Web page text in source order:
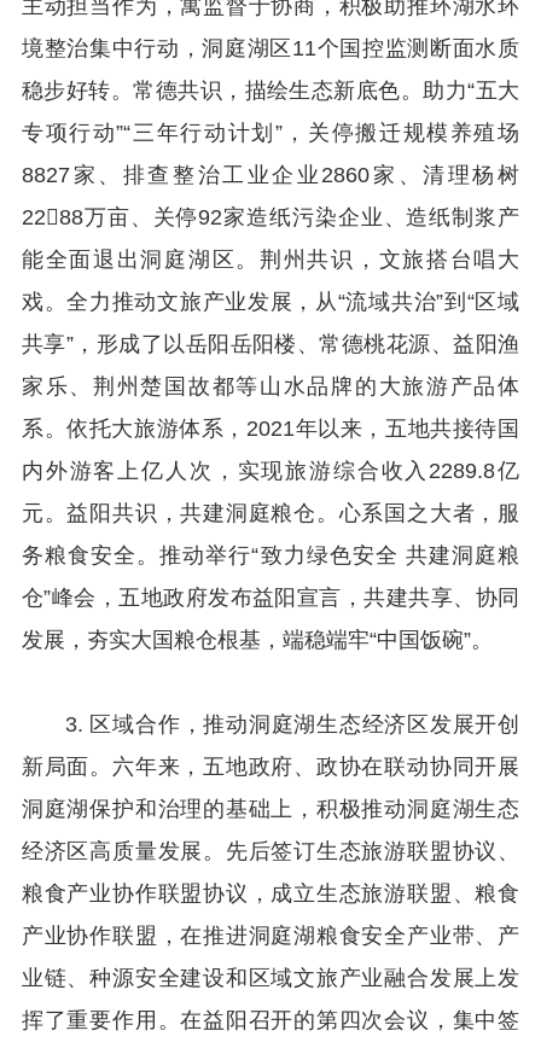
主动担当作为，寓监督于协商，积极助推环湖水环
境整治集中行动，洞庭湖区11个国控监测断面水质
稳步好转。常德共识，描绘生态新底色。助力“五大
专项行动”“三年行动计划”，关停搬迁规模养殖场
8827家、排查整治工业企业2860家、清理杨树
2288万亩、关停92家造纸污染企业、造纸制浆产
能全面退出洞庭湖区。荆州共识，文旅搭台唱大
戏。全力推动文旅产业发展，从“流域共治”到“区域
共享”，形成了以岳阳岳阳楼、常德桃花源、益阳渔
家乐、荆州楚国故都等山水品牌的大旅游产品体
系。依托大旅游体系，2021年以来，五地共接待国
内外游客上亿人次，实现旅游综合收入2289.8亿
元。益阳共识，共建洞庭粮仓。心系国之大者，服
务粮食安全。推动举行“致力绿色安全 共建洞庭粮
仓”峰会，五地政府发布益阳宣言，共建共享、协同
发展，夯实大国粮仓根基，端稳端牢“中国饭碗”。
3. 区域合作，推动洞庭湖生态经济区发展开创
新局面。六年来，五地政府、政协在联动协同开展
洞庭湖保护和治理的基础上，积极推动洞庭湖生态
经济区高质量发展。先后签订生态旅游联盟协议、
粮食产业协作联盟协议，成立生态旅游联盟、粮食
产业协作联盟，在推进洞庭湖粮食安全产业带、产
业链、种源安全建设和区域文旅产业融合发展上发
挥了重要作用。在益阳召开的第四次会议，集中签